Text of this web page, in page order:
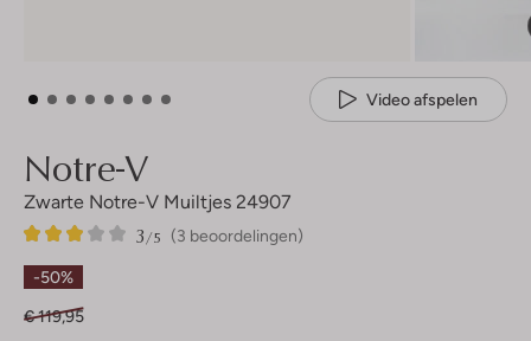
Video afspelen
Notre-V
Zwarte Notre-V Muiltjes 24907
(3 beoordelingen)
3/5
3
3
Sterren
-50%
€ 119,95